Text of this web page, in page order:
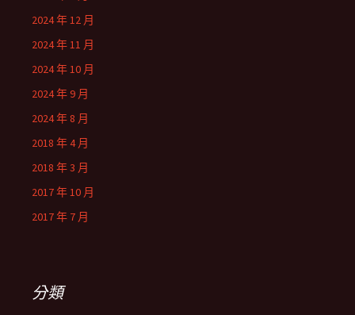
2024 年 12 月
2024 年 11 月
2024 年 10 月
2024 年 9 月
2024 年 8 月
2018 年 4 月
2018 年 3 月
2017 年 10 月
2017 年 7 月
分類